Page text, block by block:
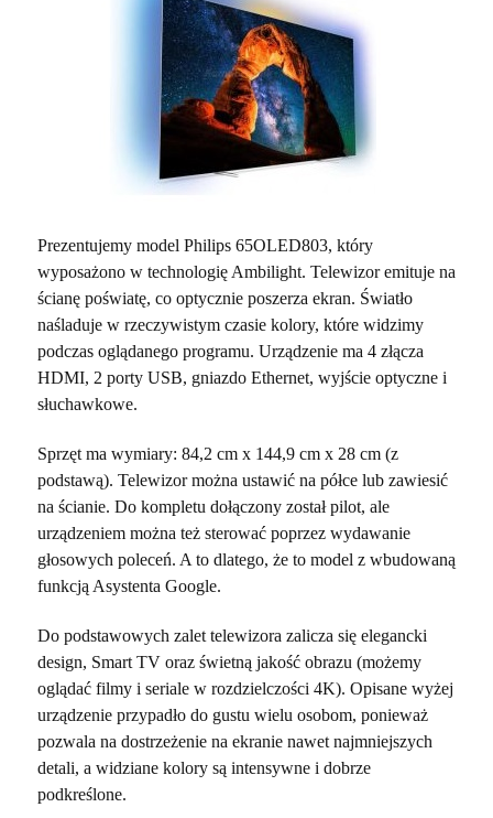
Prezentujemy model Philips 65OLED803, który
wyposażono w technologię Ambilight. Telewizor emituje na
ścianę poświatę, co optycznie poszerza ekran. Światło
naśladuje w rzeczywistym czasie kolory, które widzimy
podczas oglądanego programu. Urządzenie ma 4 złącza
HDMI, 2 porty USB, gniazdo Ethernet, wyjście optyczne i
słuchawkowe.
Sprzęt ma wymiary: 84,2 cm x 144,9 cm x 28 cm (z
podstawą). Telewizor można ustawić na półce lub zawiesić
na ścianie. Do kompletu dołączony został pilot, ale
urządzeniem można też sterować poprzez wydawanie
głosowych poleceń. A to dlatego, że to model z wbudowaną
funkcją Asystenta Google.
Do podstawowych zalet telewizora zalicza się elegancki
design, Smart TV oraz świetną jakość obrazu (możemy
oglądać filmy i seriale w rozdzielczości 4K). Opisane wyżej
urządzenie przypadło do gustu wielu osobom, ponieważ
pozwala na dostrzeżenie na ekranie nawet najmniejszych
detali, a widziane kolory są intensywne i dobrze
podkreślone.